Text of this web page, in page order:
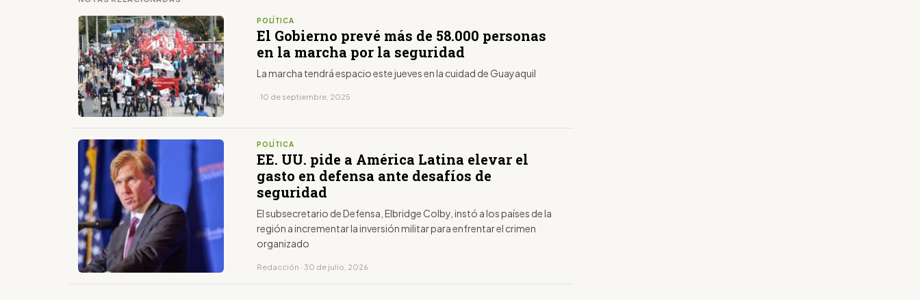
POLÍTICA
El Gobierno prevé más de 58.000 personas
en la marcha por la seguridad
La marcha tendrá espacio este jueves en la cuidad de Guayaquil
· 10 de septiembre, 2025
POLÍTICA
EE. UU. pide a América Latina elevar el
gasto en defensa ante desafíos de
seguridad
El subsecretario de Defensa, Elbridge Colby, instó a los países de la
región a incrementar la inversión militar para enfrentar el crimen
organizado
Redacción · 30 de julio, 2026